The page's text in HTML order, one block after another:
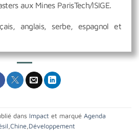
aux Mines ParisTech/ISIGE.
anglais, serbe, espagnol et
dans Impact et marqué Agenda
,Chine,Développement